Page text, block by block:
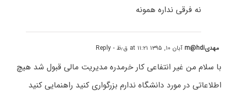
نه فرقی نداره همونه
مهدیm@hdi آبان ۱۰, ۱۳۹۵ at ۱۱:۲۱ ق٫ظ - Reply
با سلام من غیر انتفاعی کار خرمدره مدیریت مالی قبول شد هیچ
اطلاعاتی در مورد دانشگاه ندارم بزرگواری کنید راهنمایی کنید